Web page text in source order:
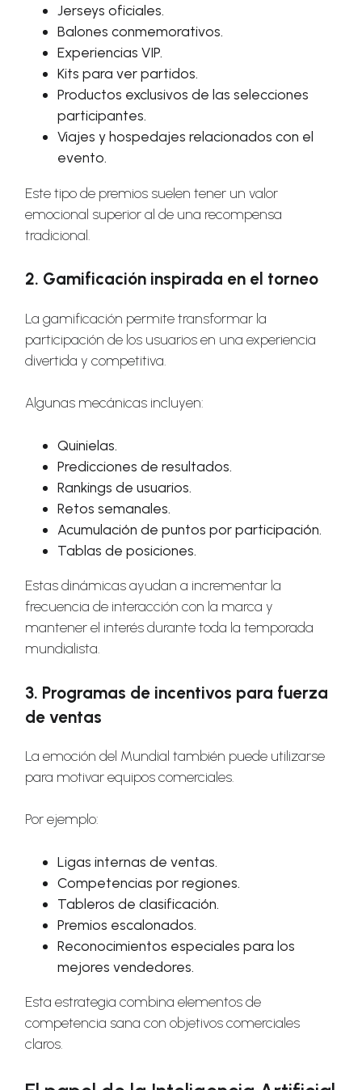
Jerseys oficiales.
Balones conmemorativos.
Experiencias VIP.
Kits para ver partidos.
Productos exclusivos de las selecciones
participantes.
Viajes y hospedajes relacionados con el
evento.
Este tipo de premios suelen tener un valor
emocional superior al de una recompensa
tradicional.
2. Gamificación inspirada en el torneo
La gamificación permite transformar la
participación de los usuarios en una experiencia
divertida y competitiva.
Algunas mecánicas incluyen:
Quinielas.
Predicciones de resultados.
Rankings de usuarios.
Retos semanales.
Acumulación de puntos por participación.
Tablas de posiciones.
Estas dinámicas ayudan a incrementar la
frecuencia de interacción con la marca y
mantener el interés durante toda la temporada
mundialista.
3. Programas de incentivos para fuerza
de ventas
La emoción del Mundial también puede utilizarse
para motivar equipos comerciales.
Por ejemplo:
Ligas internas de ventas.
Competencias por regiones.
Tableros de clasificación.
Premios escalonados.
Reconocimientos especiales para los
mejores vendedores.
Esta estrategia combina elementos de
competencia sana con objetivos comerciales
claros.